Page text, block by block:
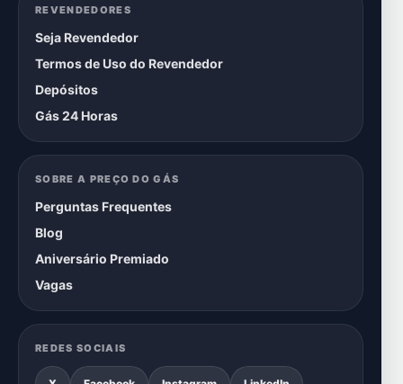
REVENDEDORES
Seja Revendedor
Termos de Uso do Revendedor
Depósitos
Gás 24 Horas
SOBRE A PREÇO DO GÁS
Perguntas Frequentes
Blog
Aniversário Premiado
Vagas
REDES SOCIAIS